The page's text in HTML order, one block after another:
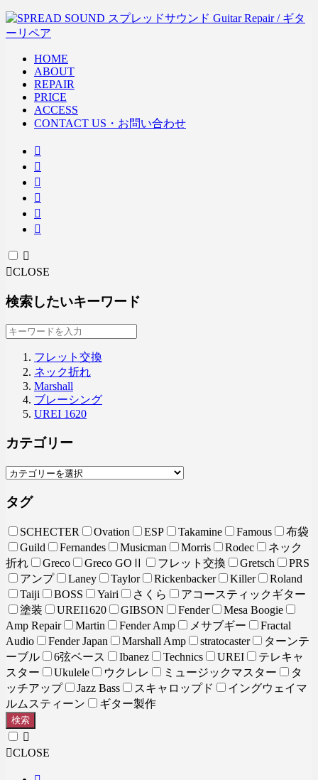
HOME
ABOUT
REPAIR
PRICE
ACCESS
CONTACT US・お問い合わせ
CLOSE
検索したいキーワード
フレット交換
ネック折れ
Marshall
ブレーシング
UREI 1620
カテゴリー
タグ
SCHECTER Ovation ESP Takamine Famous
布袋
Guild
Fernandes Musicman Morris Rodec
ネック
折れ
Greco Greco GOⅡ フレット交換 Gretsch
PRS
アンプ
Laney Taylor Rickenbacker Killer
Roland
Taiji
BOSS Yairi さくら
アコースティックギター
塗装
UREI1620 GIBSON Fender
Mesa Boogie
Amp Repair
Martin Fender Amp メサブギー
Fractal
Audio
Fender Japan Marshall Amp stratocaster
ターンテ
ーブル
6弦ベース Ibanez Technics UREI
テレキャ
スター
Ukulele ウクレレ ミュージックマスター
タ
ッチアップ
Jazz Bass スキャロップド
イングウェイマ
ルムスティーン
ギター製作
検索
CLOSE